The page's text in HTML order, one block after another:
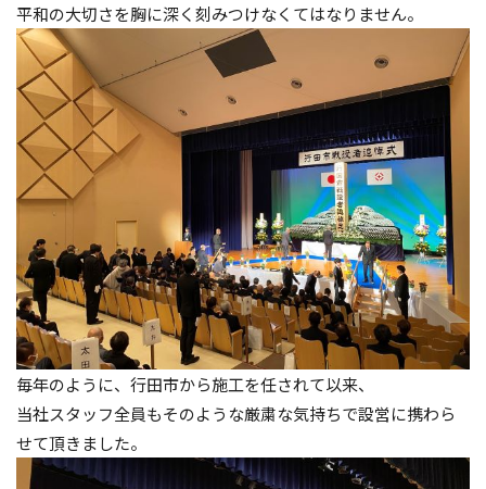
平和の大切さを胸に深く刻みつけなくてはなりません。
毎年のように、行田市から施工を任されて以来、
当社スタッフ全員もそのような厳粛な気持ちで設営に携わら
せて頂きました。